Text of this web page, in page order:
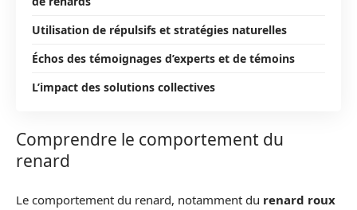
Utilisation de répulsifs et stratégies naturelles
Échos des témoignages d’experts et de témoins
L’impact des solutions collectives
Comprendre le comportement du
renard
Le comportement du renard, notamment du renard roux